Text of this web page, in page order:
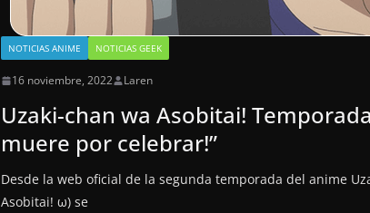
NOTICIAS ANIME NOTICIAS GEEK
16 noviembre, 2022 Laren
Uzaki-chan wa Asobitai!
muere por celebrar!”
Desde la web oficial de la segunda temporada del anime
Asobitai! ω) se